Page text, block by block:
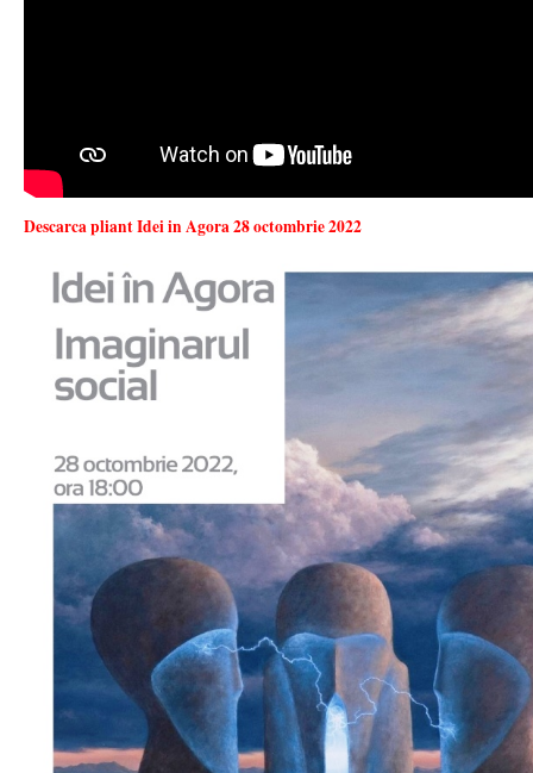
Descarca pliant Idei in Agora 28 octombrie 2022